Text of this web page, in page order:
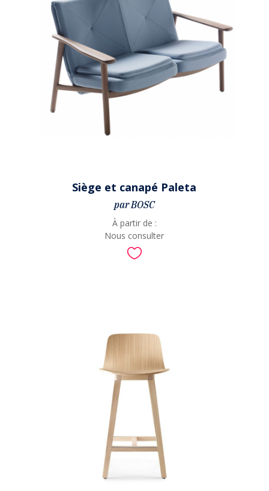
Siège et canapé Paleta
par BOSC
À partir de :
Nous consulter
